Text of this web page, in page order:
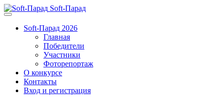
Soft-Парад
Soft-Парад 2026
Главная
Победители
Участники
Фоторепортаж
О конкурсе
Контакты
Вход и регистрация